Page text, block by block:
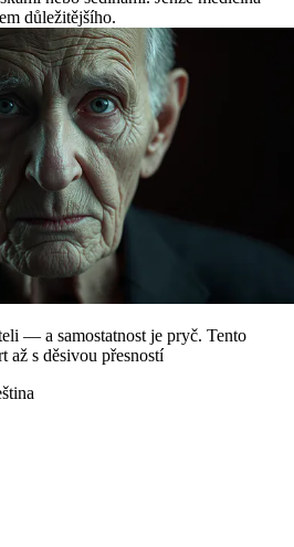
důležitějšího.
— a samostatnost je pryč. Tento
až s děsivou přesností